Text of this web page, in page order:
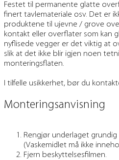
Festet til permanente glatte
finert tavlemateriale osv. Det er
produktene til ujevne / grove
kontakt eller overflater som kan
nyflisede vegger er det viktig at
slik at det ikke blir igjen noen
monteringsflaten.
I tilfelle usikkerhet, bør du
Monteringsanvisning
Rengjør underlaget
(Vaskemidlet må ikke
Fjern beskyttelsesfilmen.